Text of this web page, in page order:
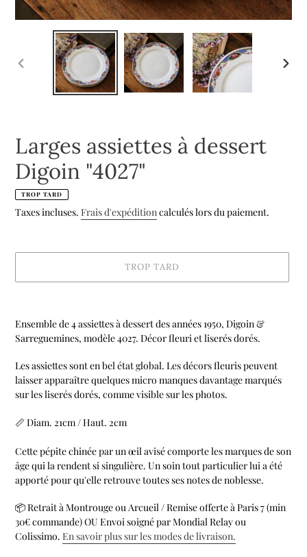
DIAPOSITIVE
PRÉCÉDENTE
Larges assiettes à dessert
Digoin "4027"
TROP TARD
Taxes incluses. Frais d'expédition calculés lors du paiement.
TROP TARD
produit
à
votre
panier
Ensemble de 4 assiettes à dessert des années 1950, Digoin &
Sarreguemines, modèle 4027. Décor fleuri et liserés dorés.
Les assiettes sont en bel état global. Les décors fleuris peuvent
laisser apparaître quelques micro manques davantage marqués
sur les liserés dorés, comme visible sur les photos.
📏 Diam. 21cm / Haut. 2cm
Cette pépite chinée par un œil avisé comporte les marques de son
âge qui la rendent si singulière. Un soin tout particulier lui a été
apporté pour qu'elle retrouve toutes ses notes de noblesse.
📦 Retrait à Montrouge ou Arcueil/ Remise offerte à Paris 7 (min
30€ commande) OU Envoi soigné par Mondial Relay ou
Colissimo. En savoir plus sur les modes de livraison.